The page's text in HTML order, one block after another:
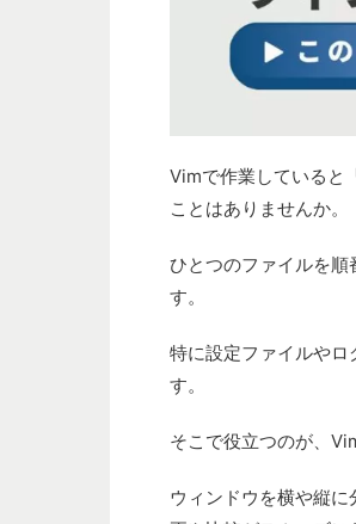
Vimで作業していると
ことはありませんか。
ひとつのファイルを順
す。
特に設定ファイルやロ
す。
そこで役立つのが、
ウィンドウを横や縦